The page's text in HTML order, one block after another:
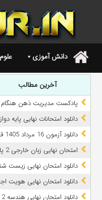
. دانش آموزی
آخرین مطالب
پادکست مدیریت ذهن هنگام
دانلود امتحانات نهایی پایه
دانلود آزمون 16 مرداد 1405 قلمچی
امتحان نهایی زبان خارجی 2 پایه یازدهم تیر و مرداد 1405 + فایل صوتی
دانلود امتحان نهایی زیست شناسی 2 پایه یازدهم تیر
دانلود امتحان نهایی هویت اجتماعی
دانلود امتحان نهایی هندسه 2 پایه یازدهم تیر 1405 + پاسخ